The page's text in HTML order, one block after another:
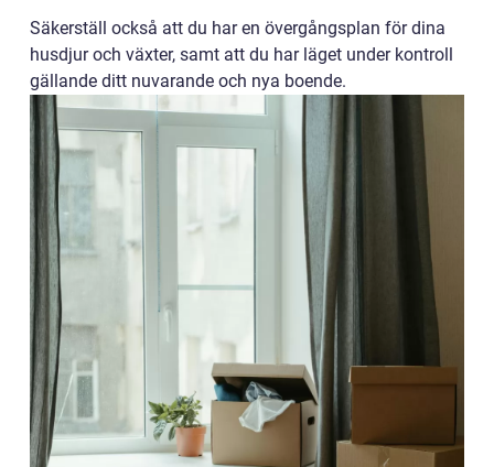
Säkerställ också att du har en övergångsplan för dina
husdjur och växter, samt att du har läget under kontroll
gällande ditt nuvarande och nya boende.